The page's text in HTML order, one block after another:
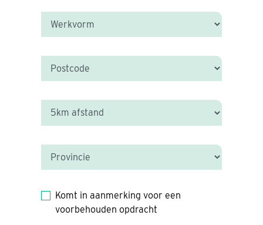
Komt in aanmerking voor een
voorbehouden opdracht